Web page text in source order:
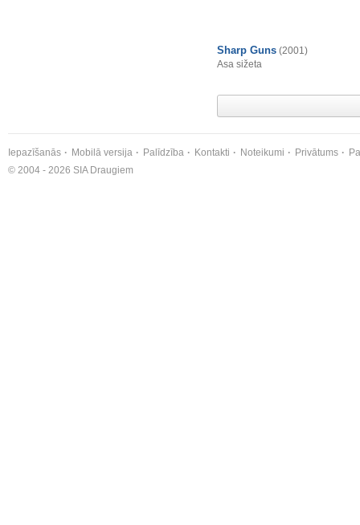
Sharp Guns (2001)
Asa sižeta
Iepazīšanās Mobilā versija Palīdzība Kontakti Noteikumi Privātums
© 2004 - 2026 SIA Draugiem